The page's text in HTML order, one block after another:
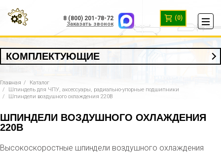
8 (800) 201-78-72
Заказать звонок
(0)
КОМПЛЕКТУЮЩИЕ
Главная
Каталог
Шпиндель для ЧПУ, аксессуары, радиально-упорные подшипники
Шпиндели воздушного охлаждения 220В
ШПИНДЕЛИ ВОЗДУШНОГО ОХЛАЖДЕНИЯ
220В
Высокоскоростные шпиндели воздушного охлаждения